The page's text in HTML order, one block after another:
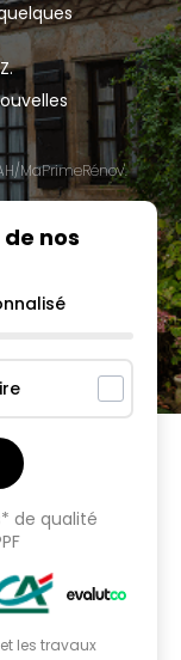
MaPrimeRénov'.
de nos
de qualité
les travaux